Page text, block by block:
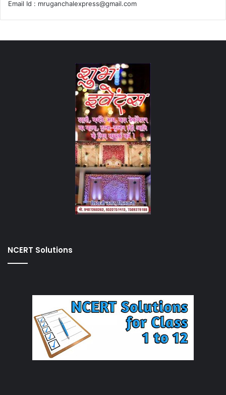
Email Id : mruganchalexpress@gmail.com
NCERT Solutions